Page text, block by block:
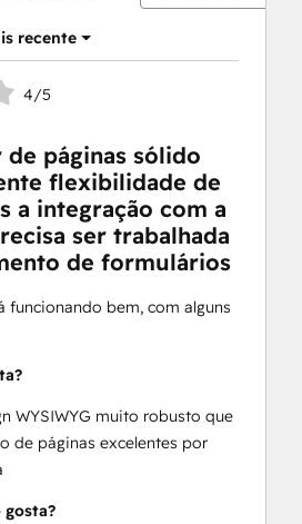
recente
4/5
páginas sólido
flexibilidade de
a integração com a
ser trabalhada
de formulários
funcionando bem, com alguns
WYSIWYG muito robusto que
de páginas excelentes por
gosta?